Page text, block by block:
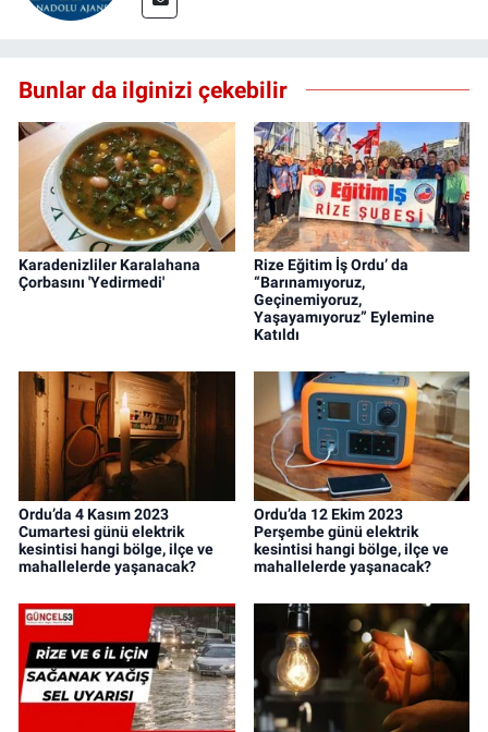
Bunlar da ilginizi çekebilir
Karadenizliler Karalahana
Çorbasını 'Yedirmedi'
Rize Eğitim İş Ordu’ da
“Barınamıyoruz,
Geçinemiyoruz,
Yaşayamıyoruz” Eylemine
Katıldı
Ordu’da 4 Kasım 2023
Cumartesi günü elektrik
kesintisi hangi bölge, ilçe ve
mahallelerde yaşanacak?
Ordu’da 12 Ekim 2023
Perşembe günü elektrik
kesintisi hangi bölge, ilçe ve
mahallelerde yaşanacak?